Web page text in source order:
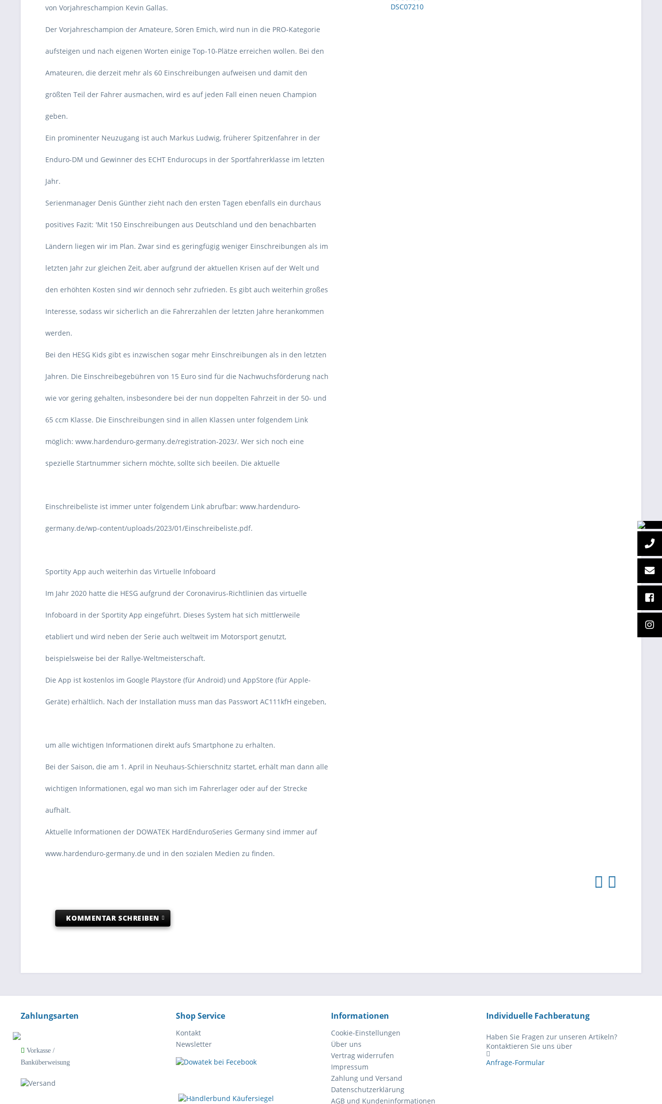
von Vorjahreschampion Kevin Gallas.
Der Vorjahreschampion der Amateure, Sören Emich, wird nun in die PRO-Kategorie
aufsteigen und nach eigenen Worten einige Top-10-Plätze erreichen wollen. Bei den
Amateuren, die derzeit mehr als 60 Einschreibungen aufweisen und damit den
größten Teil der Fahrer ausmachen, wird es auf jeden Fall einen neuen Champion
geben.
Ein prominenter Neuzugang ist auch Markus Ludwig, früherer Spitzenfahrer in der
Enduro-DM und Gewinner des ECHT Endurocups in der Sportfahrerklasse im letzten
Jahr.
Serienmanager Denis Günther zieht nach den ersten Tagen ebenfalls ein durchaus
positives Fazit: 'Mit 150 Einschreibungen aus Deutschland und den benachbarten
Ländern liegen wir im Plan. Zwar sind es geringfügig weniger Einschreibungen als im
letzten Jahr zur gleichen Zeit, aber aufgrund der aktuellen Krisen auf der Welt und
den erhöhten Kosten sind wir dennoch sehr zufrieden. Es gibt auch weiterhin großes
Interesse, sodass wir sicherlich an die Fahrerzahlen der letzten Jahre herankommen
werden.
Bei den HESG Kids gibt es inzwischen sogar mehr Einschreibungen als in den letzten
Jahren. Die Einschreibegebühren von 15 Euro sind für die Nachwuchsförderung nach
wie vor gering gehalten, insbesondere bei der nun doppelten Fahrzeit in der 50- und
65 ccm Klasse. Die Einschreibungen sind in allen Klassen unter folgendem Link
möglich: www.hardenduro-germany.de/registration-2023/. Wer sich noch eine
spezielle Startnummer sichern möchte, sollte sich beeilen. Die aktuelle
Einschreibeliste ist immer unter folgendem Link abrufbar: www.hardenduro-
germany.de/wp-content/uploads/2023/01/Einschreibeliste.pdf.
Sportity App auch weiterhin das Virtuelle Infoboard
Im Jahr 2020 hatte die HESG aufgrund der Coronavirus-Richtlinien das virtuelle
Infoboard in der Sportity App eingeführt. Dieses System hat sich mittlerweile
etabliert und wird neben der Serie auch weltweit im Motorsport genutzt,
beispielsweise bei der Rallye-Weltmeisterschaft.
Die App ist kostenlos im Google Playstore (für Android) und AppStore (für Apple-
Geräte) erhältlich. Nach der Installation muss man das Passwort AC111kfH eingeben,
um alle wichtigen Informationen direkt aufs Smartphone zu erhalten.
Bei der Saison, die am 1. April in Neuhaus-Schierschnitz startet, erhält man dann alle
wichtigen Informationen, egal wo man sich im Fahrerlager oder auf der Strecke
aufhält.
Aktuelle Informationen der DOWATEK HardEnduroSeries Germany sind immer auf
www.hardenduro-germany.de und in den sozialen Medien zu finden.
KOMMENTAR SCHREIBEN
Zahlungsarten
Vorkasse /
Banküberweisung
Shop Service
Kontakt
Newsletter
Informationen
Cookie-Einstellungen
Über uns
Vertrag widerrufen
Impressum
Zahlung und Versand
Datenschutzerklärung
AGB und Kundeninformationen
Individuelle Fachberatung
Haben Sie Fragen zur unseren Artikeln?
Kontaktieren Sie uns über
Anfrage-Formular